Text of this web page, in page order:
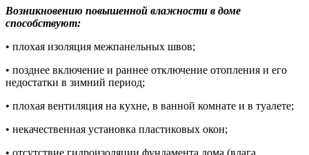
Возникновению повышенной влажности в доме
способствуют:
• плохая изоляция межпанельных швов;
• позднее включение и раннее отключение отопления и его
недостатки в зимний период;
• плохая вентиляция на кухне, в ванной комнате и в туалете;
• некачественная установка пластиковых окон;
• отсутствие гидроизоляции фундамента дома (влага